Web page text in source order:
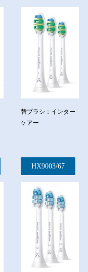
替ブラシ：インター
ケアー
HX9003/67